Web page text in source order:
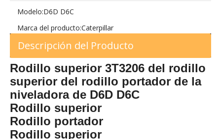
Modelo:D6D D6C
Marca del producto:Caterpillar
Descripción del Producto
Rodillo superior 3T3206 del rodillo
superior del rodillo portador de la
niveladora de D6D D6C
Rodillo superior
Rodillo portador
Rodillo superior